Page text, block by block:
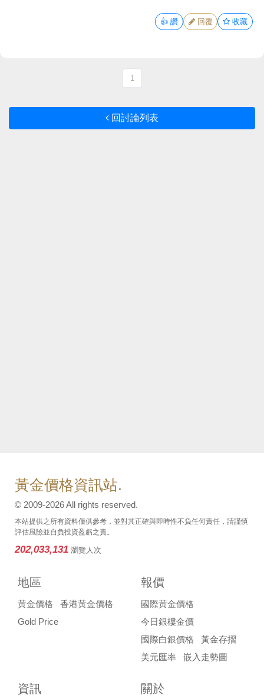
👍 讚 回覆 收藏
1
回討論列表
黃金價格資訊站.
© 2009-2026 All rights reserved.
本站提供之所有資料僅供參考，並對其正確與即時性不負任何責任，請謹慎
評估風險並自負投資盈虧之責。
202,033,131 瀏覽人次
地區
黃金價格
香港黃金價格
Gold Price
報價
國際黃金價格
今日銀樓金價
國際白銀價格
黃金存摺
美元匯率
嵌入走勢圖
資訊 關於